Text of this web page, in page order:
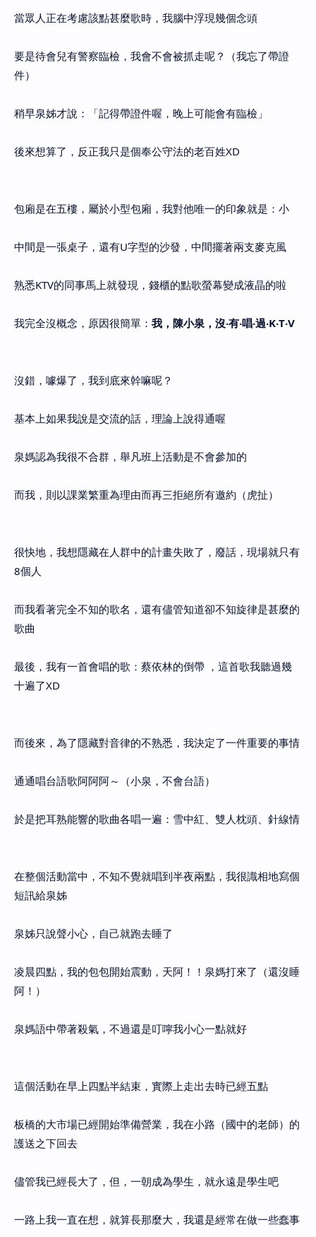
當眾人正在考慮該點甚麼歌時，我腦中浮現幾個念頭
要是待會兒有警察臨檢，我會不會被抓走呢？（我忘了帶證
件）
稍早泉姊才說：「記得帶證件喔，晚上可能會有臨檢」
後來想算了，反正我只是個奉公守法的老百姓XD
包廂是在五樓，屬於小型包廂，我對他唯一的印象就是：小
中間是一張桌子，還有U字型的沙發，中間擺著兩支麥克風
熟悉KTV的同事馬上就發現，錢櫃的點歌螢幕變成液晶的啦
我完全沒概念，原因很簡單： 我，陳小泉，沒‧有‧唱‧過‧K‧T‧V
沒錯，噱爆了，我到底來幹嘛呢？
基本上如果我說是交流的話，理論上說得通喔
泉媽認為我很不合群，舉凡班上活動是不會參加的
而我，則以課業繁重為理由而再三拒絕所有邀約（虎扯）
很快地，我想隱藏在人群中的計畫失敗了，廢話，現場就只有
8個人
而我看著完全不知的歌名，還有儘管知道卻不知旋律是甚麼的
歌曲
最後，我有一首會唱的歌：蔡依林的倒帶 ，這首歌我聽過幾
十遍了XD
而後來，為了隱藏對音律的不熟悉，我決定了一件重要的事情
通通唱台語歌阿阿阿～（小泉，不會台語）
於是把耳熟能響的歌曲各唱一遍：雪中紅、雙人枕頭、針線情
在整個活動當中，不知不覺就唱到半夜兩點，我很識相地寫個
短訊給泉姊
泉姊只說聲小心，自己就跑去睡了
凌晨四點，我的包包開始震動，天阿！！泉媽打來了（還沒睡
阿！）
泉媽語中帶著殺氣，不過還是叮嚀我小心一點就好
這個活動在早上四點半結束，實際上走出去時已經五點
板橋的大市場已經開始準備營業，我在小路（國中的老師）的
護送之下回去
儘管我已經長大了，但，一朝成為學生，就永遠是學生吧
一路上我一直在想，就算長那麼大，我還是經常在做一些蠢事